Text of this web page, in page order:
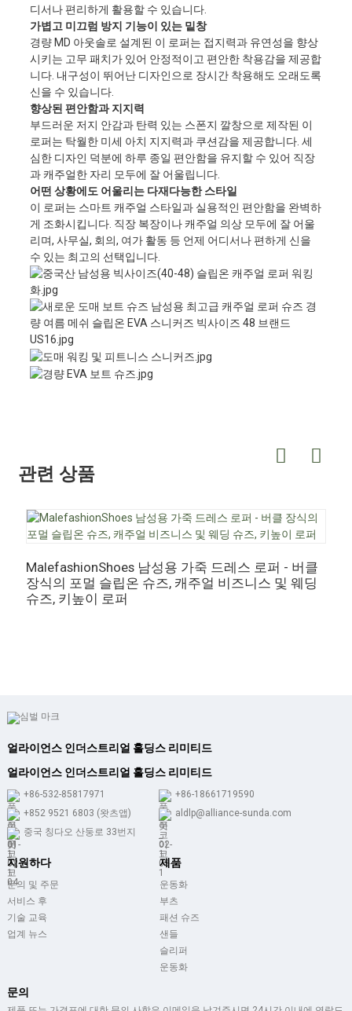
디서나 편리하게 활용할 수 있습니다.
가볍고 미끄럼 방지 기능이 있는 밑창
경량 MD 아웃솔로 설계된 이 로퍼는 접지력과 유연성을 향상
시키는 고무 패치가 있어 안정적이고 편안한 착용감을 제공합
니다. 내구성이 뛰어난 디자인으로 장시간 착용해도 오래도록
신을 수 있습니다.
향상된 편안함과 지지력
부드러운 저지 안감과 탄력 있는 스폰지 깔창으로 제작된 이
로퍼는 탁월한 미세 아치 지지력과 쿠션감을 제공합니다. 세
심한 디자인 덕분에 하루 종일 편안함을 유지할 수 있어 직장
과 캐주얼한 자리 모두에 잘 어울립니다.
어떤 상황에도 어울리는 다재다능한 스타일
이 로퍼는 스마트 캐주얼 스타일과 실용적인 편안함을 완벽하
게 조화시킵니다. 직장 복장이나 캐주얼 의상 모두에 잘 어울
리며, 사무실, 회의, 여가 활동 등 언제 어디서나 편하게 신을
수 있는 최고의 선택입니다.
관련 상품
MalefashionShoes 남성용 가죽 드레스 로퍼 - 버클
장식의 포멀 슬립온 슈즈, 캐주얼 비즈니스 및 웨딩
슈즈, 키높이 로퍼
얼라이언스 인더스트리얼 홀딩스 리미티드
얼라이언스 인더스트리얼 홀딩스 리미티드
+86-532-85817971
+86-18661719590
+852 9521 6803 (왓츠앱)
aldlp@alliance-sunda.com
중국 칭다오 산둥로 33번지
지원하다
문의 및 주문
서비스 후
기술 교육
업계 뉴스
제품
운동화
부츠
패션 슈즈
샌들
슬리퍼
운동화
문의